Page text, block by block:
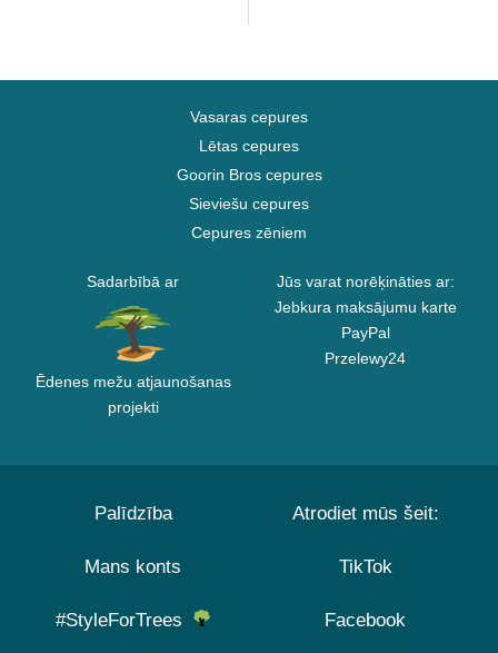
Vasaras cepures
Lētas cepures
Goorin Bros cepures
Sieviešu cepures
Cepures zēniem
Sadarbībā ar
Ēdenes mežu atjaunošanas
projekti
Jūs varat norēķināties ar:
Jebkura maksājumu karte
PayPal
Przelewy24
Palīdzība
Mans konts
#StyleForTrees
Atrodiet mūs šeit:
TikTok
Facebook